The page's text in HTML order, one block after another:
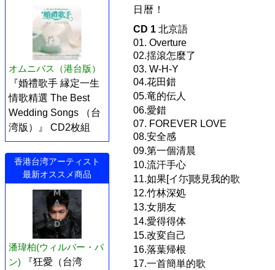
オムニバス（港台版）
『婚禮歌手 縁定一生
情歌精選 The Best
Wedding Songs （台
湾版）』 CD2枚組
香港台湾アーティスト
最新オススメ商品
潘瑋柏(ウィルバー・パ
ン)
『狂愛（台湾
日暦！
CD 1 北京語
01. Overture
02.揺滾怎麼了
03. W-H-Y
04.花田錯
05.竜的伝人
06.愛錯
07. FOREVER LOVE
08.安全感
09.第一個清晨
10.流汗手心
11.如果[イ尓]聴見我的歌
12.竹林深処
13.女朋友
14.愛得得体
15.改変自己
16.落葉帰根
17.一首簡単的歌